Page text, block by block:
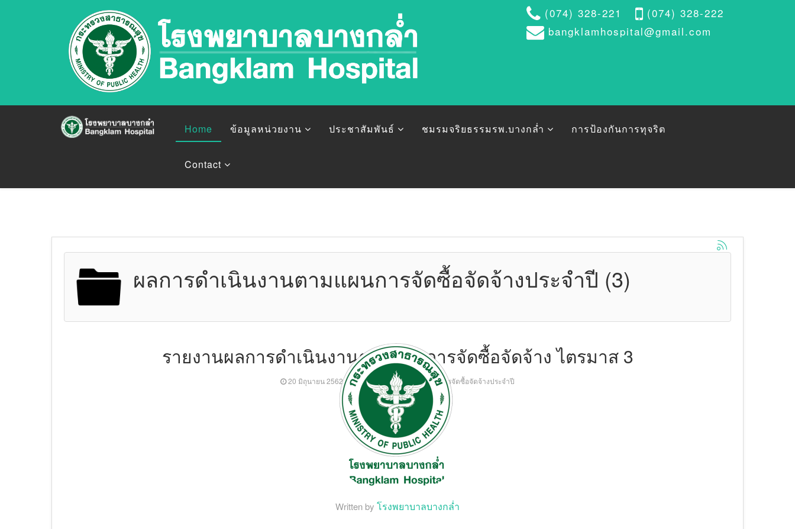
(074) 328-221
(074) 328-222
bangklamhospital@gmail.com
Home ข้อมูลหน่วยงาน ประชาสัมพันธ์ ชมรมจริยธรรมรพ.บางกล่ำ การป้องกันการทุจริต
Contact
ผลการดำเนินงานตามแผนการจัดซื้อจัดจ้างประจำปี (3)
รายงานผลการดำเนินงานตามแผนการจัดซื้อจัดจ้าง ไตรมาส 3
20 มิถุนายน 2562 ผลการดำเนินงานตามแผนการจัดซื้อจัดจ้างประจำปี
Written by โรงพยาบาลบางกล่ำ